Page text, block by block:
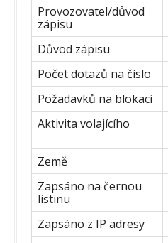
Provozovatel/důvod
zápisu
Důvod zápisu
Počet dotazů na číslo
Požadavků na blokaci
Aktivita volajícího
Země
Zapsáno na černou
listinu
Zapsáno z IP adresy